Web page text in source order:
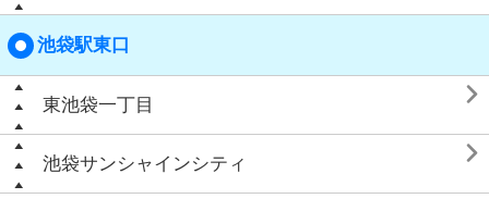
池袋駅東口
東池袋一丁目 
池袋サンシャインシティ 